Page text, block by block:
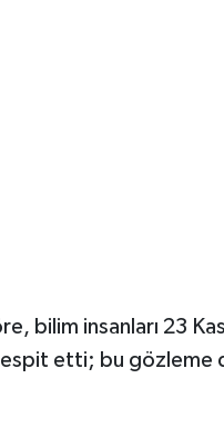
bilim insanları 23
etti; bu gözleme